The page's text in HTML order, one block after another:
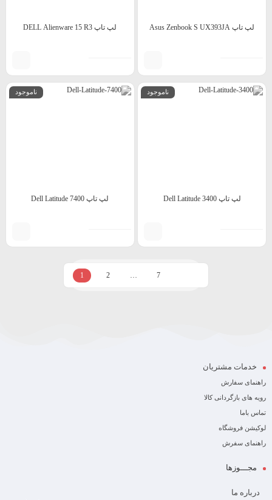
لپ تاپ Asus Zenbook S UX393JA لپ تاپ DELL Alienware 15 R3
ناموجود
لپ تاپ Dell Latitude 3400
ناموجود
لپ تاپ Dell Latitude 7400
1 2 7
خدمات مشتریان
راهنمای سفارش
رویه های بازگردانی کالا
تماس باما
لوکیشن فروشگاه
راهنمای سفرش
مجـــوزها
درباره ما